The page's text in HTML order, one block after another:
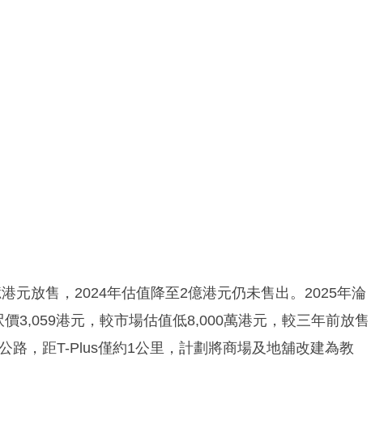
元放售，2024年估值降至2億港元仍未售出。2025年淪
3,059港元，較市場估值低8,000萬港元，較三年前放售
路，距T-Plus僅約1公里，計劃將商場及地舖改建為教